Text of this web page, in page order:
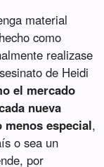
material
como
realizase
de Heidi
el mercado
nueva
menos especial,
o sea un
por